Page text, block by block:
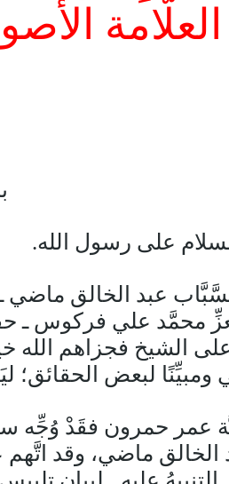
على رسول الله.
عبد الخالق ماضي ـ
محمَّد علي فركوس ـ
الشيخ فجزاهم الله
ومبيِّنًا لبعض
عمر حمرون فقَدْ وُجِّه
الخالق ماضي، وقد